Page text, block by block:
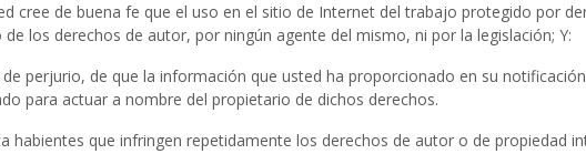
cree de buena fe que el uso en el sitio de Internet del trabajo protegido por
los derechos de autor, por ningún agente del mismo, ni por la legislación; Y:
perjurio, de que la información que usted ha proporcionado en su
para actuar a nombre del propietario de dichos derechos.
habientes que infringen repetidamente los derechos de autor o de propiedad